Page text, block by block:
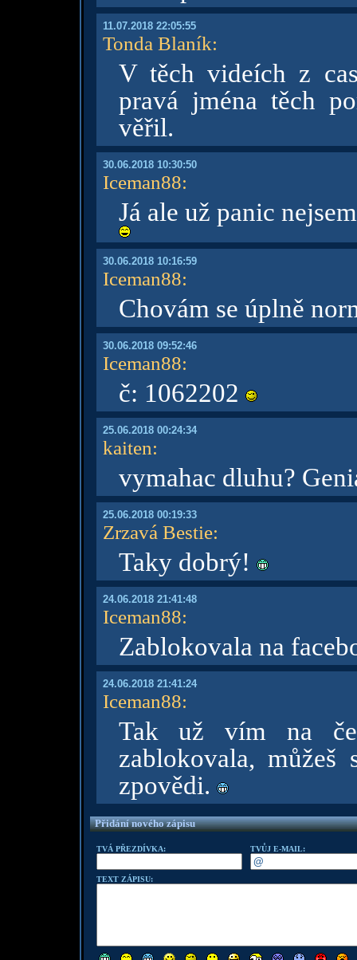
11.07.2018 22:05:55
Tonda Blaník:
V těch videích z
pravá jména těch
věřil.
30.06.2018 10:30:50
Iceman88:
Já ale už panic
30.06.2018 10:16:59
Iceman88:
Chovám se úplně
30.06.2018 09:52:46
Iceman88:
č: 1062202
25.06.2018 00:24:34
kaiten:
vymahac dluhu?
25.06.2018 00:19:33
Zrzavá Bestie:
Taky dobrý!
24.06.2018 21:41:48
Iceman88:
Zablokovala na
24.06.2018 21:41:24
Iceman88:
Tak už vím na
zablokovala,
zpovědi.
Přidání nového zápisu
TVÁ PŘEZDÍVKA: TVŮJ E-MAIL:
TEXT ZÁPISU: